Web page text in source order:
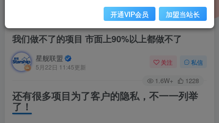
我们做不了的项目 市面上90%以上都做不了
星舰联盟
5月22日 11:45更新
关注 私信
1.6W+ 1228
还有很多项目为了客户的隐私，不一一列举
了！
开通VIP会员 加盟当站长